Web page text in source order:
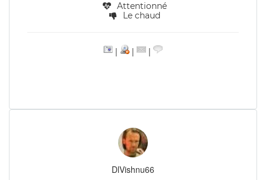
Attentionné
Le chaud
| | |
DlVishnu66